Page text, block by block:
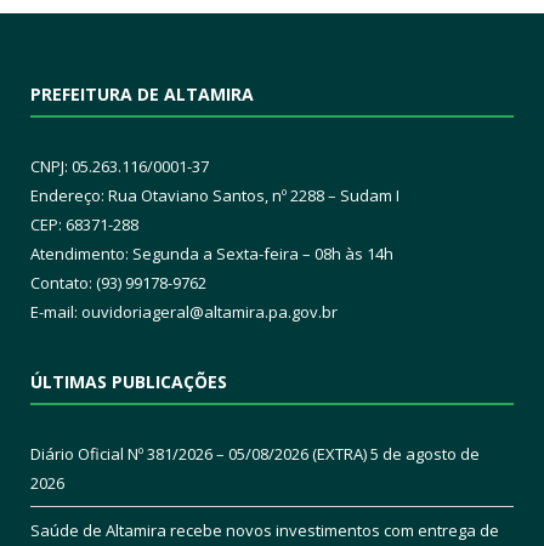
PREFEITURA DE ALTAMIRA
CNPJ: 05.263.116/0001-37
Endereço: Rua Otaviano Santos, nº 2288 – Sudam I
CEP: 68371-288
Atendimento: Segunda a Sexta-feira – 08h às 14h
Contato: (93) 99178-9762
E-mail: ouvidoriageral@altamira.pa.gov.br
ÚLTIMAS PUBLICAÇÕES
Diário Oficial Nº 381/2026 – 05/08/2026 (EXTRA)5 de agosto de
2026
Saúde de Altamira recebe novos investimentos com entrega de